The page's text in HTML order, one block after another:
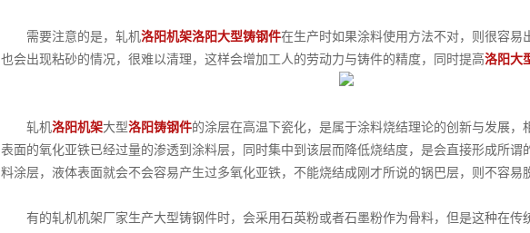
需要注意的是，轧机洛阳机架洛阳大型铸钢件在生产时如果涂料使用方法不对，则很容易
也会出现粘砂的情况，很难以清理，这样会增加工人的劳动力与铸件的精度，同时提高洛阳大
轧机洛阳机架大型洛阳铸钢件的涂层在高温下瓷化，是属于涂料烧结理论的创新与发展，
表面的氧化亚铁已经过量的渗透到涂料层，同时集中到该层而降低烧结度，是会直接形成所谓
料涂层，液体表面就会不会容易产生过多氧化亚铁，不能烧结成刚才所说的锅巴层，则不容易
有的轧机机架厂家生产大型铸钢件时，会采用石英粉或者石墨粉作为骨料，但是这种在传